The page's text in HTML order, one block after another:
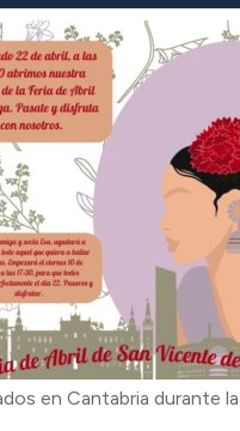
en Cantabria durante